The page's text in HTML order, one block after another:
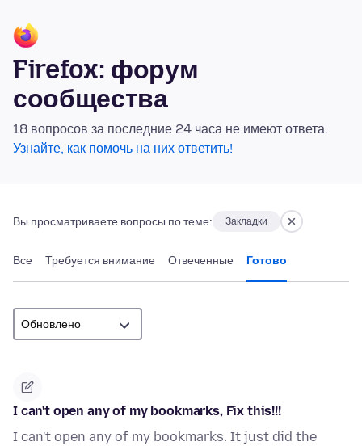
Firefox: форум
сообщества
18 вопросов за последние 24 часа не имеют ответа.
Узнайте, как помочь на них ответить!
Вы просматриваете вопросы по теме: Закладки
Все Требуется внимание Отвеченные Готово
I can't open any of my bookmarks, Fix this!!!
I can't open any of my bookmarks. It just did the